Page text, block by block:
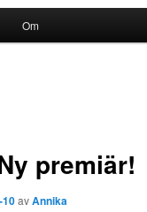
Om
premiär!
10avAnnika